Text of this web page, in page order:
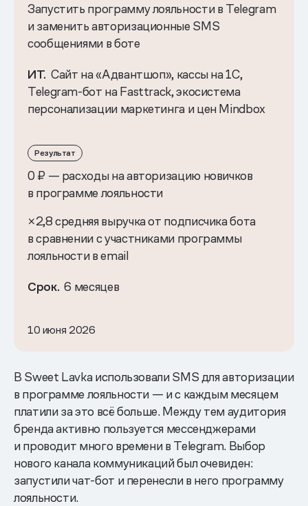
Запустить программу лояльности в Telegram
и заменить авторизационные SMS
сообщениями в боте
ИТ.Сайт на «Адвантшоп», кассы на 1С,
Telegram-бот на Fasttrack, экосистема
персонализации маркетинга и цен Mindbox
Результат
0 ₽ — расходы на авторизацию новичков
в программе лояльности
×2,8 средняя выручка от подписчика бота
в сравнении с участниками программы
лояльности в email
Срок.6 месяцев
10 июня 2026
В Sweet Lavka использовали SMS для авторизации
в программе лояльности — и с каждым месяцем
платили за это всё больше. Между тем аудитория
бренда активно пользуется мессенджерами
и проводит много времени в Telegram. Выбор
нового канала коммуникаций был очевиден:
запустили чат-бот и перенесли в него программу
лояльности.